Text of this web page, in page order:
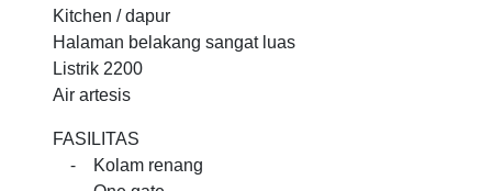
Kitchen / dapur
Halaman belakang sangat luas
Listrik 2200
Air artesis
FASILITAS
⁃ Kolam renang